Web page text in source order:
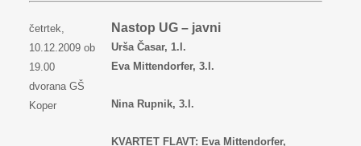
četrtek,
10.12.2009 ob
19.00
dvorana GŠ
Koper
Nastop UG – javni
Urša Časar, 1.l.
Eva Mittendorfer, 3.l.
Nina Rupnik, 3.l.
KVARTET FLAVT: Eva Mittendorfer,